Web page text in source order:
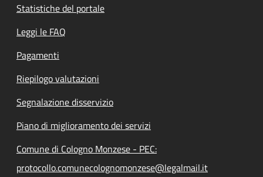
Statistiche del portale
Leggi le FAQ
Pagamenti
Riepilogo valutazioni
Segnalazione disservizio
Piano di miglioramento dei servizi
Comune di Cologno Monzese - PEC:
protocollo.comunecolognomonzese@legalmail.it